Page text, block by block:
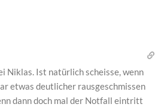
Niklas. Ist natürlich scheisse, wenn
etwas deutlicher rausgeschmissen
dann doch mal der Notfall eintritt